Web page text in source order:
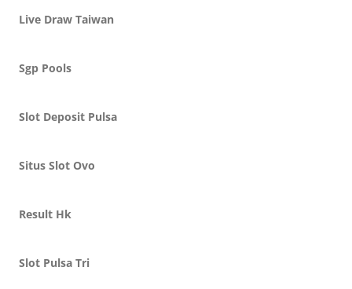
Live Draw Taiwan
Sgp Pools
Slot Deposit Pulsa
Situs Slot Ovo
Result Hk
Slot Pulsa Tri